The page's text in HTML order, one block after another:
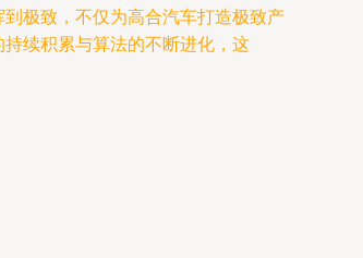
极致，不仅为高合汽车打造极致产
续积累与算法的不断进化，这